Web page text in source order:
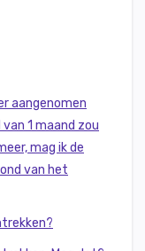
aangenomen
1 maand zou
mag ik de
van het